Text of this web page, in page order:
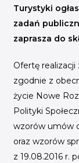
Turystyki
zadań
zaprasza do
Ofertę realizacji
zgodnie z
życie Nowe
Polityki
wzorów umów
oraz wzorów
z 19.08.2016 r.